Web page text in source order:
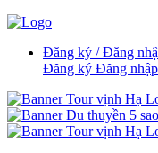
Đăng ký / Đăng
Đăng ký Đăng nhập